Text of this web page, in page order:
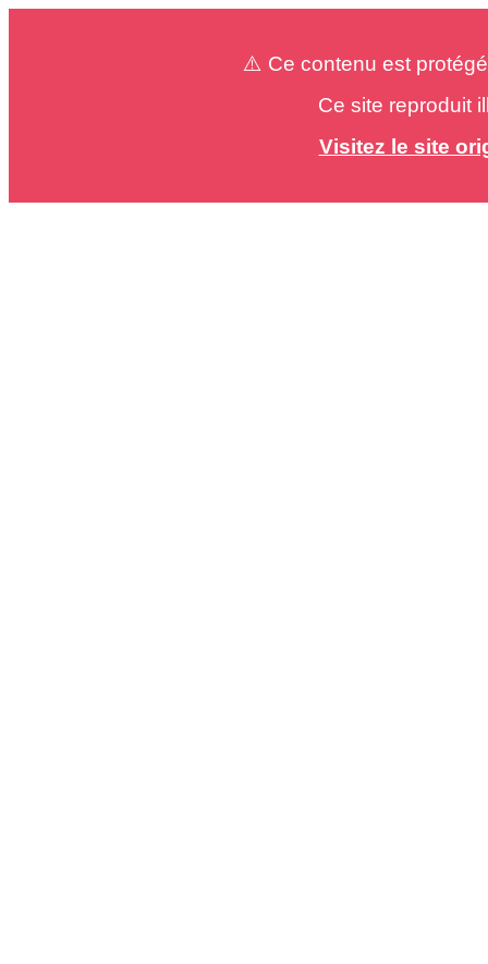
⚠️ Ce contenu est
Ce site reproduit
Visitez le site